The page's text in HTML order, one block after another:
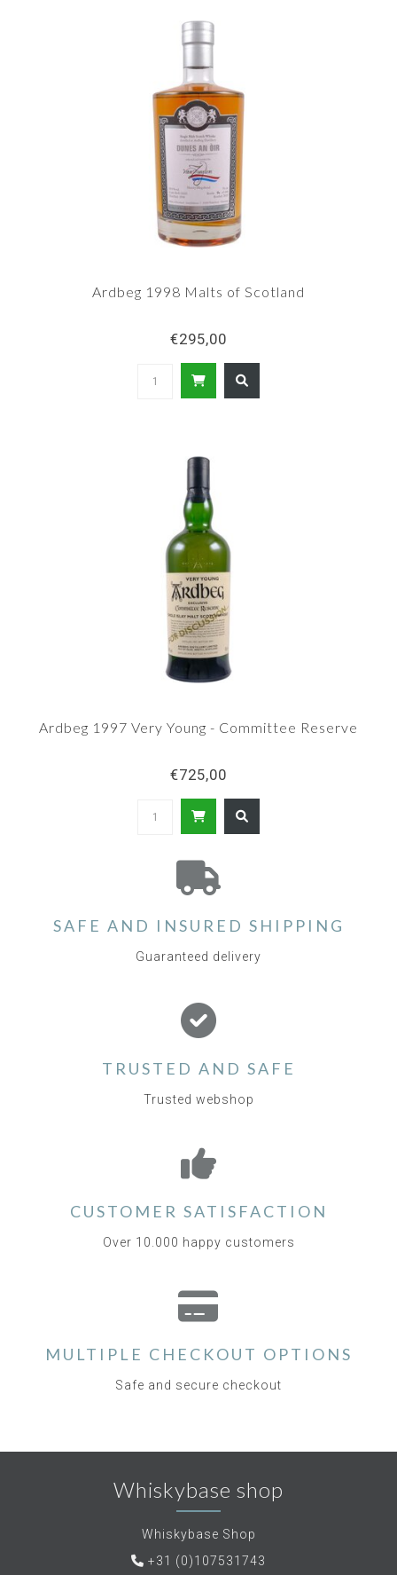
Ardbeg 1998 Malts of Scotland
€295,00
Ardbeg 1997 Very Young - Committee Reserve
€725,00
SAFE AND INSURED SHIPPING
Guaranteed delivery
TRUSTED AND SAFE
Trusted webshop
CUSTOMER SATISFACTION
Over 10.000 happy customers
MULTIPLE CHECKOUT OPTIONS
Safe and secure checkout
Whiskybase shop
Whiskybase Shop
+31 (0)107531743